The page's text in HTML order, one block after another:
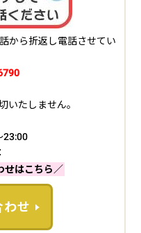
から折返し電話させてい
たしません。
23:00
せはこちら／
わせ